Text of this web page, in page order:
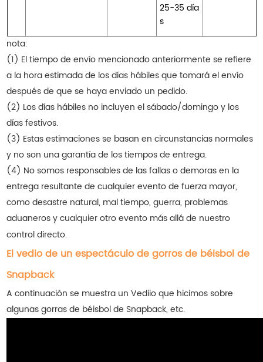
25-35 día
s
nota:
(1) El tiempo de envío mencionado anteriormente se refiere
a la hora estimada de los días hábiles que tomará el envío
después de que se haya enviado un pedido.
(2) Los días hábiles no incluyen el sábado/domingo y los
días festivos.
(3) Estas estimaciones se basan en circunstancias normales
y no son una garantía de los tiempos de entrega.
(4) No somos responsables de las fallas o demoras en la
entrega resultante de cualquier evento de fuerza mayor,
como desastre natural, mal tiempo, guerra, problemas
aduaneros y cualquier otro evento más allá de nuestro
control directo.
El vedio de un espectáculo de gorros de béisbol de
Snapback
A continuación se muestra un Vediio que hicimos sobre
algunas gorras de béisbol de Snapback, etc.